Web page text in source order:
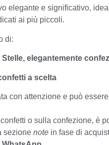
elegante e significativo,
ai più piccoli.
di:
elegantemente
a scelta
con attenzione e può essere
o sulla confezione, è
sezione note in fase di